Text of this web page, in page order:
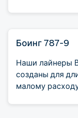
Боинг 787-9
Наши лайнеры
созданы для
малому